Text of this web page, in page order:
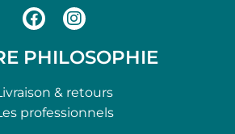
PHILOSOPHIE
& retours
professionnels